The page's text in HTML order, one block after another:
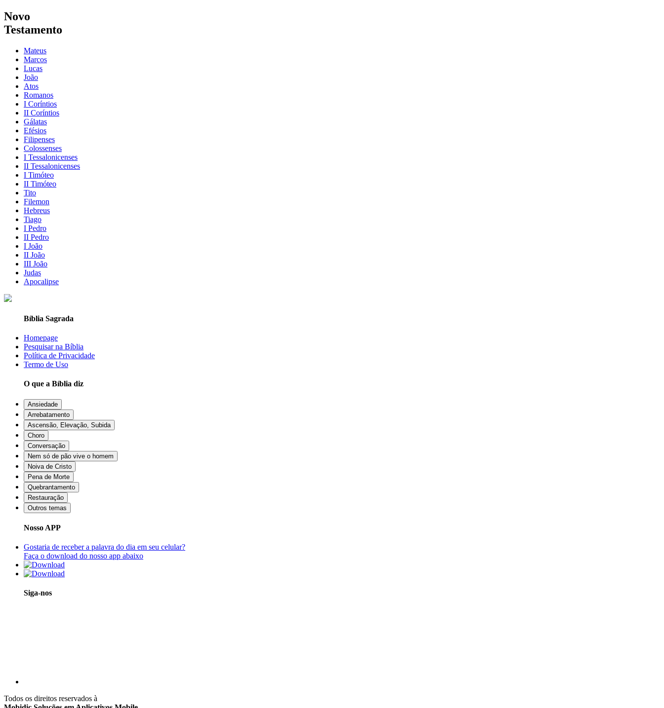
Novo
Testamento
Mateus
Marcos
Lucas
João
Atos
Romanos
I Coríntios
II Coríntios
Gálatas
Efésios
Filipenses
Colossenses
I Tessalonicenses
II Tessalonicenses
I Timóteo
II Timóteo
Tito
Filemon
Hebreus
Tiago
I Pedro
II Pedro
I João
II João
III João
Judas
Apocalipse
Bíblia Sagrada
Homepage
Pesquisar na Bíblia
Política de Privacidade
Termo de Uso
O que a Bíblia diz
Ansiedade
Arrebatamento
Ascensão, Elevação, Subida
Choro
Conversação
Nem só de pão vive o homem
Noiva de Cristo
Pena de Morte
Quebrantamento
Restauração
Outros temas
Nosso APP
Gostaria de receber a palavra do dia em seu celular?
Faça o download do nosso app abaixo
Siga-nos
Todos os direitos reservados à